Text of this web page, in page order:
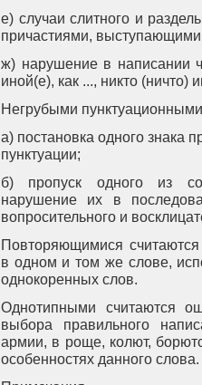
е) случаи слитного и
причастиями, выступающими
ж) нарушение в написании
иной(е), как ..., никто (ничто)
Негрубыми
а) постановка одного знака
пунктуации;
б) пропуск одного из
нарушение их в
вопросительного и
Повторяющимися
в одном и том же слове,
однокоренных слов.
Однотипными считаются
выбора правильного
армии, в роще, колют,
особенностях данного слова.